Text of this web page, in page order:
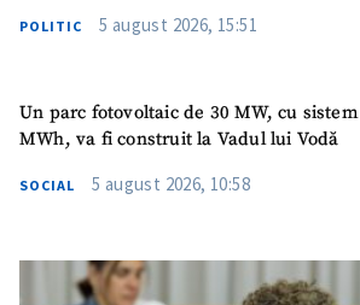
POLITIC 5 august 2026, 15:51
Un parc fotovoltaic de 30 MW, cu
MWh, va fi construit la Vadul lui Vodă
SOCIAL 5 august 2026, 10:58